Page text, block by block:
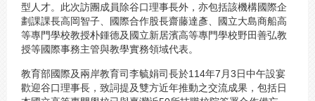
型人才。此次訪團成員除谷口理事長外，亦包括該機構國際企
劃課課長高岡智子、國際合作股長齋藤達彥、國立大島商船高
等專門學校教授朴鍾德及國立新居濱高等專門學校野田善弘教
授等國際事務主管與教學實務領域代表。
教育部國際及兩岸教育司李毓娟司長於114年7月3日中午設宴
歡迎谷口理事長，致詞提及雙方近年推動之交流成果，包括日